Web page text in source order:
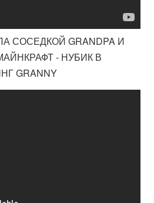
СОСЕДКОЙ GRANDPA И
- НУБИК В
GRANNY